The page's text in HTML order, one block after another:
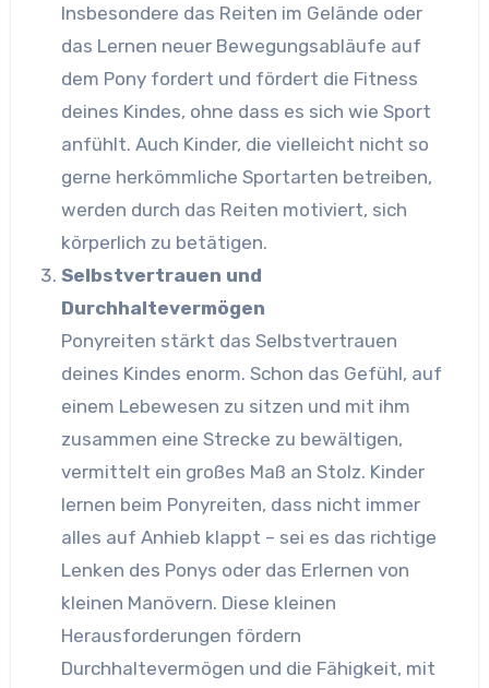
Insbesondere das Reiten im Gelände oder
das Lernen neuer Bewegungsabläufe auf
dem Pony fordert und fördert die Fitness
deines Kindes, ohne dass es sich wie Sport
anfühlt. Auch Kinder, die vielleicht nicht so
gerne herkömmliche Sportarten betreiben,
werden durch das Reiten motiviert, sich
körperlich zu betätigen.
Selbstvertrauen und
Durchhaltevermögen
Ponyreiten stärkt das Selbstvertrauen
deines Kindes enorm. Schon das Gefühl, auf
einem Lebewesen zu sitzen und mit ihm
zusammen eine Strecke zu bewältigen,
vermittelt ein großes Maß an Stolz. Kinder
lernen beim Ponyreiten, dass nicht immer
alles auf Anhieb klappt – sei es das richtige
Lenken des Ponys oder das Erlernen von
kleinen Manövern. Diese kleinen
Herausforderungen fördern
Durchhaltevermögen und die Fähigkeit, mit